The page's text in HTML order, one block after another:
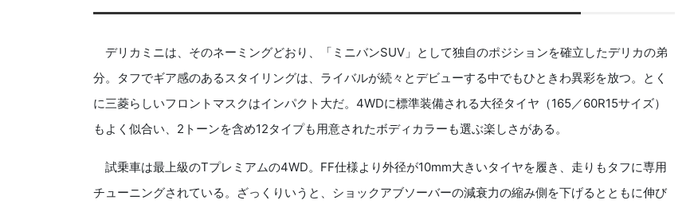
デリカミニは、そのネーミングどおり、「ミニバンSUV」として独自のポジションを確立したデリカの弟
分。タフでギア感のあるスタイリングは、ライバルが続々とデビューする中でもひときわ異彩を放つ。とく
に三菱らしいフロントマスクはインパクト大だ。4WDに標準装備される大径タイヤ（165／60R15サイズ）
もよく似合い、2トーンを含め12タイプも用意されたボディカラーも選ぶ楽しさがある。
試乗車は最上級のTプレミアムの4WD。FF仕様より外径が10mm大きいタイヤを履き、走りもタフに専用
チューニングされている。ざっくりいうと、ショックアブソーバーの減衰力の縮み側を下げるとともに伸び